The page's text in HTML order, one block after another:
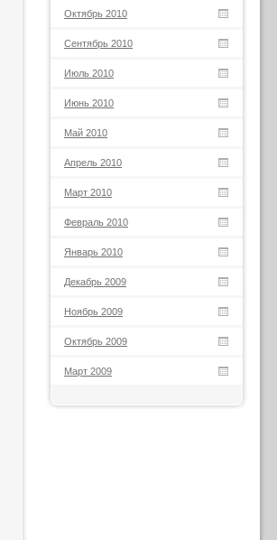
Октябрь 2010
Сентябрь 2010
Июль 2010
Июнь 2010
Май 2010
Апрель 2010
Март 2010
Февраль 2010
Январь 2010
Декабрь 2009
Ноябрь 2009
Октябрь 2009
Март 2009